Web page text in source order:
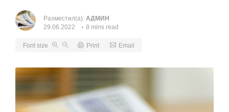
Разместил(а): АДМИН
29.06.2022
8 mins read
Font size Print Email